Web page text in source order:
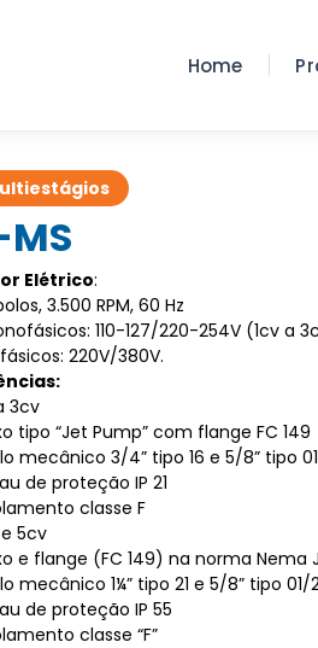
Home
Elétrico:
3.500 RPM, 60 Hz
110-127/220-254V (1cv a
220V/380V.
3cv
tipo “Jet Pump” com flange FC 149
mecânico 3/4” tipo 16 e 5/8” tipo
de proteção IP 21
classe F
5cv
e flange (FC 149) na norma Nema
mecânico 1¼” tipo 21 e 5/8” tipo 01/
de proteção IP 55
classe “F”